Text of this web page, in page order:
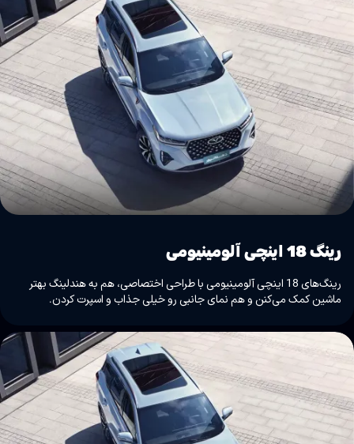
رینگ 18 اینچی آلومینیومی
رینگ‌های 18 اینچی آلومینیومی با طراحی اختصاصی، هم به هندلینگ بهتر
ماشین کمک می‌کنن و هم نمای جانبی رو خیلی جذاب و اسپرت کردن.